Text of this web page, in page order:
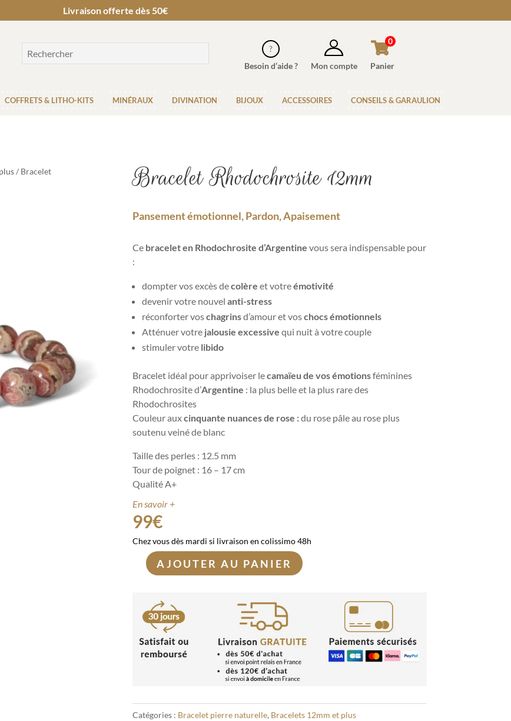
Livraison offerte dès 50€
Besoin d’aide ? Mon compte Panier
0
COFFRETS & LITHO-KITS MINÉRAUX DIVINATION BIJOUX ACCESSOIRES CONSEILS & GARAULION
/ Bracelet
Bracelet Rhodochrosite 12mm
Pansement émotionnel, Pardon, Apaisement
Ce bracelet en Rhodochrosite d’Argentine vous sera indispensable pour
:
dompter vos excès decolère et votreémotivité
devenir votre nouvelanti-stress
réconforter voschagrinsd’amour et voschocs émotionnels
Atténuer votre jalousie excessivequi nuit à votre couple
stimuler votre libido
Bracelet idéal pour apprivoiser lecamaïeu de vos émotionsféminines
Rhodochrosite d’Argentine : la plus belle et la plus rare des
Rhodochrosites
Couleur auxcinquante nuances de rose :du rose pâle au rose plus
soutenu veiné de blanc
Taille des perles : 12.5 mm
Tour de poignet : 16 – 17 cm
Qualité A+
En savoir +
99€
Chez vous dès mardi si livraison en colissimo 48h
quantité
Bracelet
Rhodochrosite
12mm
AJOUTER AU PANIER
Catégories : Bracelet pierre naturelle, Bracelets 12mm et plus